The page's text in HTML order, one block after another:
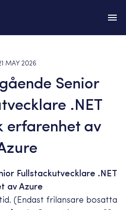
MAY 2026
Senior
.NET
erfarenhet av
Fullstackutvecklare .NET
av Azure
(Endast frilansare bosatta